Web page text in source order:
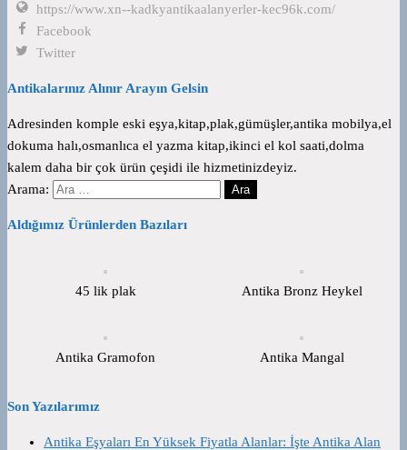
https://www.xn--kadkyantikaalanyerler-kec96k.com/
Facebook
Twitter
Antikalarınız Alınır Arayın Gelsin
Adresinden komple eski eşya,kitap,plak,gümüşler,antika mobilya,el
dokuma halı,osmanlıca el yazma kitap,ikinci el kol saati,dolma
kalem daha bir çok ürün çeşidi ile hizmetinizdeyiz.
Arama:
Aldığımız Ürünlerden Bazıları
45 lik plak Antika Bronz Heykel
Antika Gramofon Antika Mangal
Son Yazılarımız
Antika Eşyaları En Yüksek Fiyatla Alanlar: İşte Antika Alan